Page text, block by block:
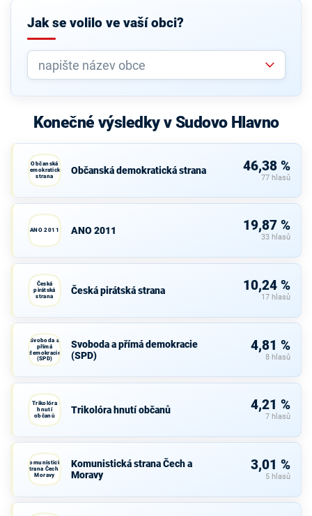
Jak se volilo ve vaší obci?
Konečné výsledky v Sudovo Hlavno
Občanská
demokratická
strana
Občanská demokratická strana 46,38 %
77 hlasů
ANO 2011 ANO 2011 19,87 %
33 hlasů
Česká
pirátská
strana
Česká pirátská strana 10,24 %
17 hlasů
Svoboda a
přímá
demokracie
(SPD)
Svoboda a přímá demokracie
(SPD)
4,81 %
8 hlasů
Trikolóra
hnutí
občanů
Trikolóra hnutí občanů 4,21 %
7 hlasů
Komunistická
strana Čech a
Moravy
Komunistická strana Čech a
Moravy
3,01 %
5 hlasů